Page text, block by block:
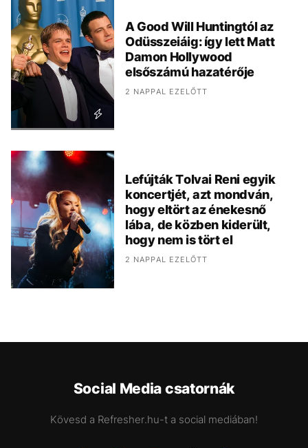
A Good Will Huntingtól az
Odüsszeiáig: így lett Matt
Damon Hollywood
elsőszámú hazatérője
2 NAPPAL EZELŐTT
Lefújták Tolvai Reni egyik
koncertjét, azt mondván,
hogy eltört az énekesnő
lába, de közben kiderült,
hogy nem is tört el
2 NAPPAL EZELŐTT
Social Media csatornák
Kövesd a Refresher.hu-t a social mediában!